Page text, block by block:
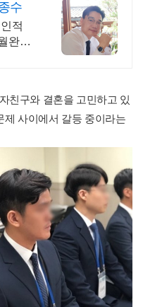
수
적
완성
친구와 결혼을 고민하고 있
제 사이에서 갈등 중이라는